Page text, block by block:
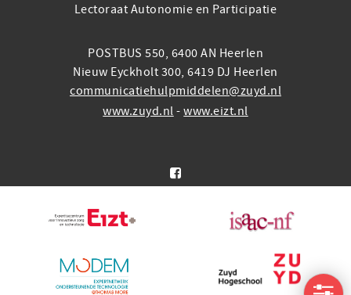
Lectoraat Autonomie en Participatie
POSTBUS 550, 6400 AN Heerlen
Nieuw Eyckholt 300, 6419 DJ Heerlen
communicatiehulpmiddelen@zuyd.nl
www.zuyd.nl -www.eizt.nl